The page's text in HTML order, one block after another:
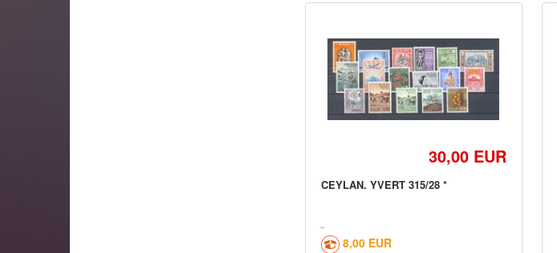
30,00 EUR
CEYLAN. YVERT 315/28 *
8,00 EUR